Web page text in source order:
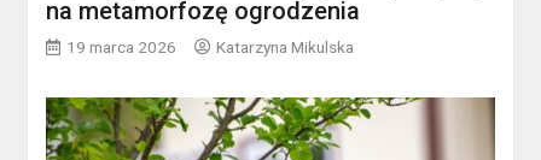
na metamorfozę ogrodzenia
19 marca 2026 Katarzyna Mikulska